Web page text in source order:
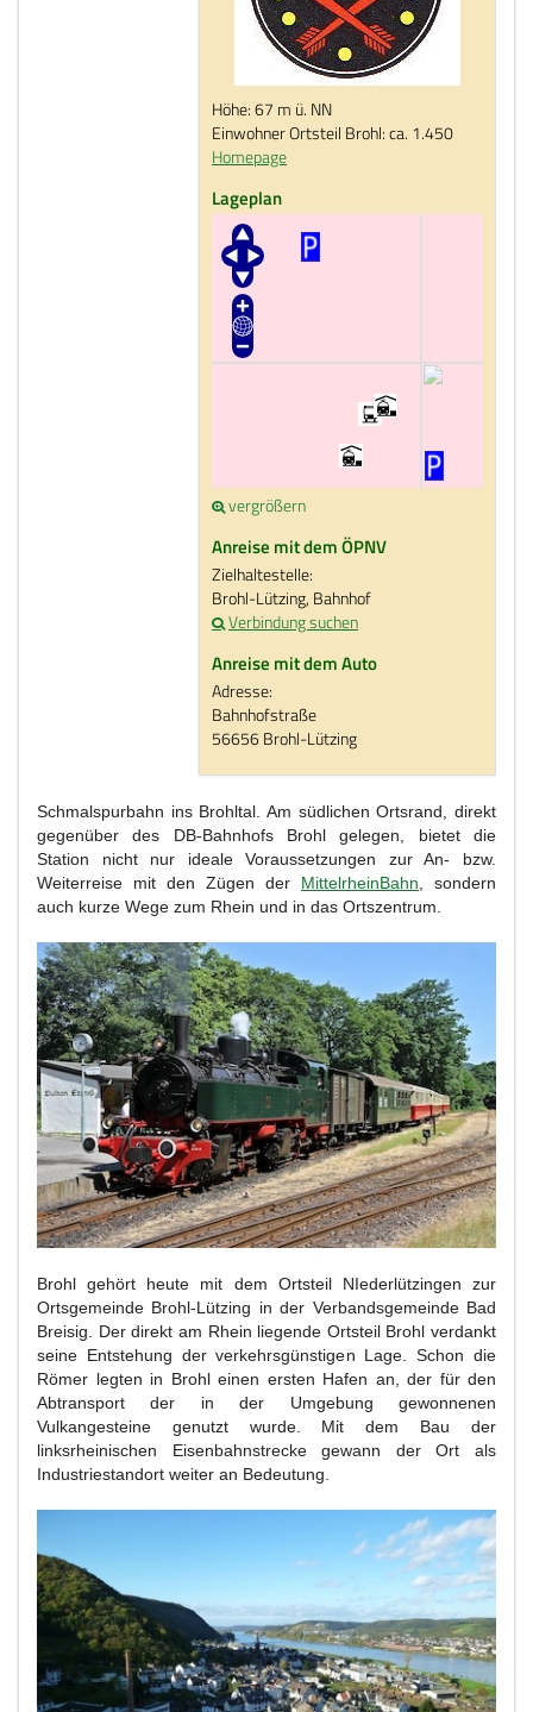
Höhe: 67 m ü. NN
Einwohner Ortsteil Brohl: ca. 1.450
Homepage
Lageplan
vergrößern
Anreise mit dem ÖPNV
Zielhaltestelle:
Brohl-Lützing, Bahnhof
Verbindung suchen
Anreise mit dem Auto
Adresse:
Bahnhofstraße
56656 Brohl-Lützing
Schmalspurbahn ins Brohltal. Am südlichen Ortsrand, direkt
gegenüber des DB-Bahnhofs Brohl gelegen, bietet die
Station nicht nur ideale Voraussetzungen zur An- bzw.
Weiterreise mit den Zügen der MittelrheinBahn , sondern
auch kurze Wege zum Rhein und in das Ortszentrum.
Brohl gehört heute mit dem Ortsteil NIederlützingen zur
Ortsgemeinde Brohl-Lützing in der Verbandsgemeinde Bad
Breisig. Der direkt am Rhein liegende Ortsteil Brohl verdankt
seine Entstehung der verkehrsgünstigen Lage. Schon die
Römer legten in Brohl einen ersten Hafen an, der für den
Abtransport der in der Umgebung gewonnenen
Vulkangesteine genutzt wurde. Mit dem Bau der
linksrheinischen Eisenbahnstrecke gewann der Ort als
Industriestandort weiter an Bedeutung.